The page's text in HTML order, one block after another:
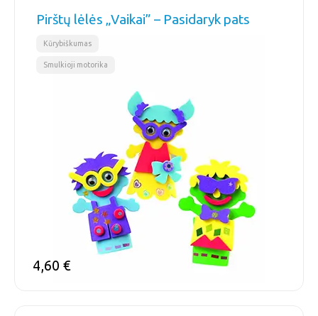
Pirštų lėlės „Vaikai” – Pasidaryk pats
Kūrybiškumas
Smulkioji motorika
4,60 €